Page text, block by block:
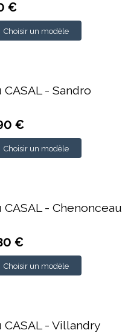
€
Choisir un modèle
CASAL - Sandro
€
Choisir un modèle
CASAL - Chenonceau
€
Choisir un modèle
CASAL - Villandry